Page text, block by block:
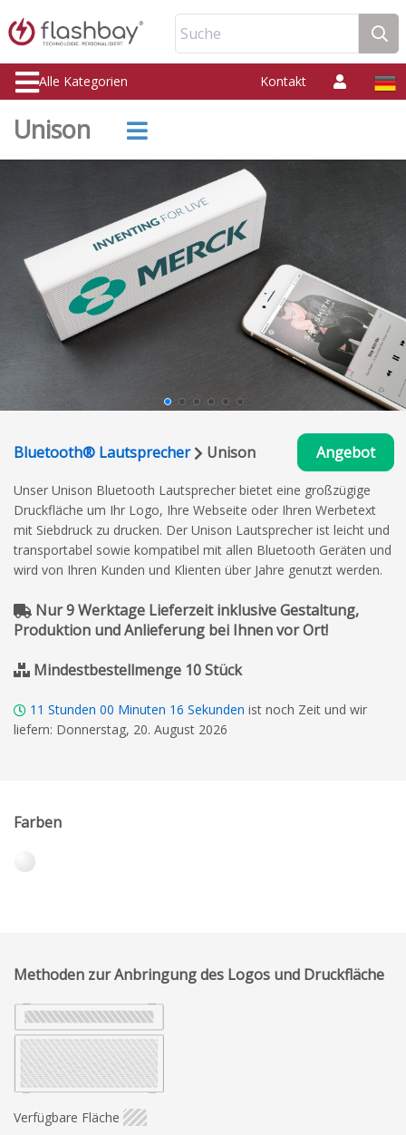
Suche
Alle Kategorien Kontakt
Unison
Bluetooth® Lautsprecher Unison Angebot
Unser Unison Bluetooth Lautsprecher bietet eine großzügige
Druckfläche um Ihr Logo, Ihre Webseite oder Ihren Werbetext
mit Siebdruck zu drucken. Der Unison Lautsprecher ist leicht und
transportabel sowie kompatibel mit allen Bluetooth Geräten und
wird von Ihren Kunden und Klienten über Jahre genutzt werden.
Nur 9 Werktage Lieferzeit inklusive Gestaltung,
Produktion und Anlieferung bei Ihnen vor Ort!
Mindestbestellmenge 10 Stück
11 Stunden 00 Minuten 15 Sekunden ist noch Zeit und wir
liefern: Donnerstag, 20. August 2026
Farben
Methoden zur Anbringung des Logos und Druckfläche
Verfügbare Fläche